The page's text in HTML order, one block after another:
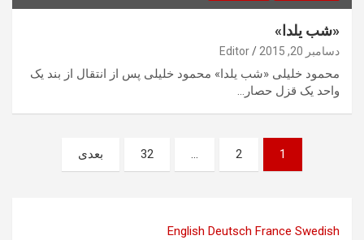
«شب یلدا»
دسامبر 20, 2015 Editor
محمود خلیلی «شب یلدا» محمود خلیلی پس از انتقال از بند یک
واحد یک قزل حصار…
صفحه‌بندی
نوشته‌ها
1
2
…
32 بعدی
English Deutsch France Swedish